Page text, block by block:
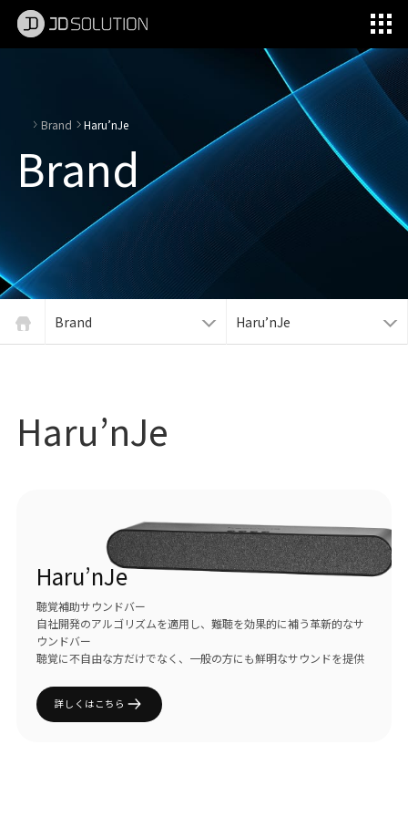
Brand Haru’nJe
Brand
Brand Haru’nJe
Haru’nJe
Haru’nJe
聴覚補助サウンドバー
自社開発のアルゴリズムを適用し、難聴を効果的に補う革新的なサ
ウンドバー
聴覚に不自由な方だけでなく、一般の方にも鮮明なサウンドを提供
詳しくはこちら